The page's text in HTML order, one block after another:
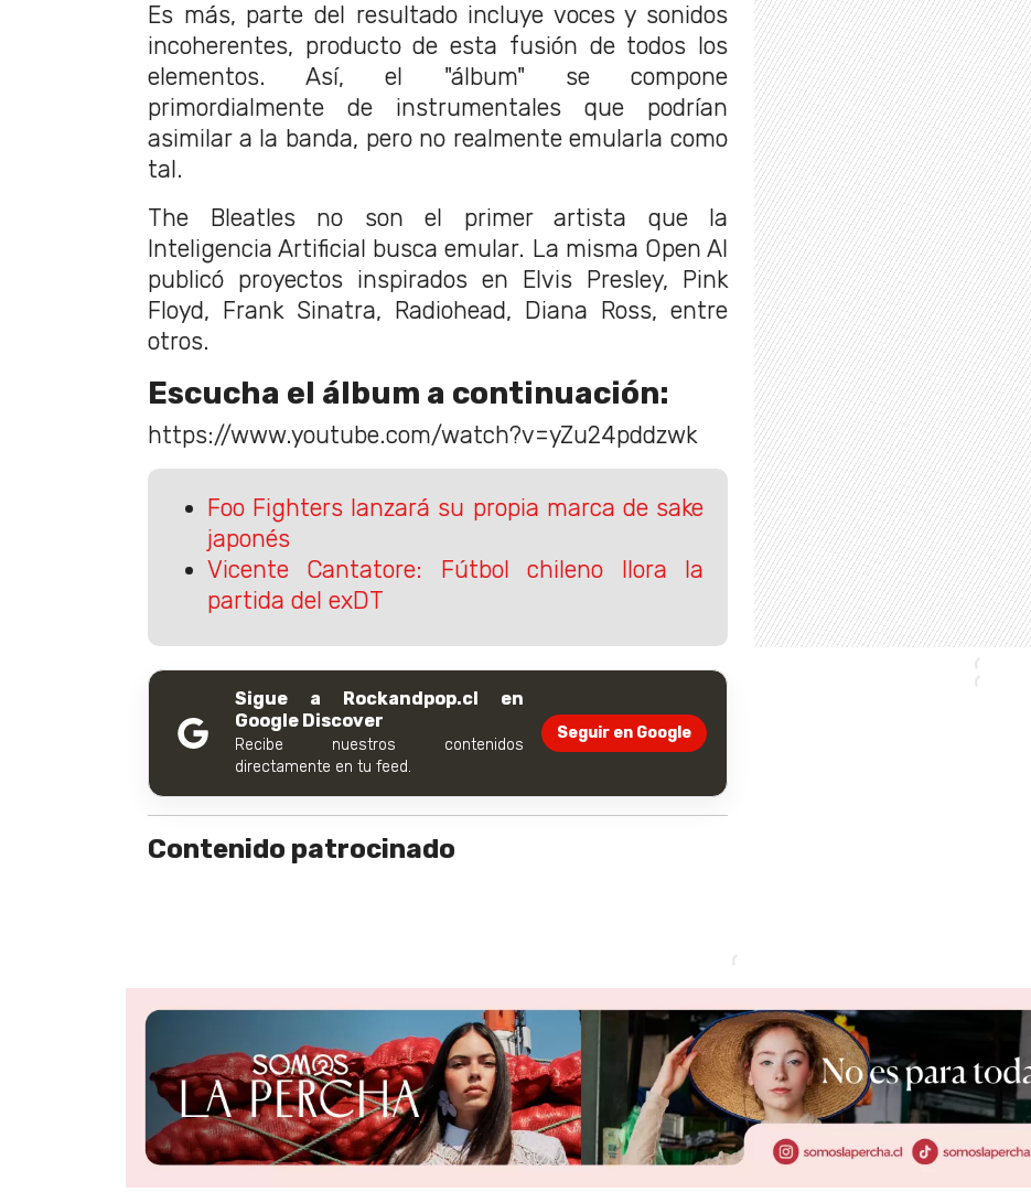
Es más, parte del resultado incluye voces y sonidos
incoherentes, producto de esta fusión de todos los
elementos. Así, el "álbum" se compone
primordialmente de instrumentales que podrían
asimilar a la banda, pero no realmente emularla como
tal.
The Bleatles no son el primer artista que la
Inteligencia Artificial busca emular. La misma Open AI
publicó proyectos inspirados en Elvis Presley, Pink
Floyd, Frank Sinatra, Radiohead, Diana Ross, entre
otros.
Escucha el álbum a continuación:
https://www.youtube.com/watch?v=yZu24pddzwk
Foo Fighters lanzará su propia marca de sake
japonés
Vicente Cantatore: Fútbol chileno llora la
partida del exDT
Sigue a Rockandpop.cl en
Google Discover
Recibe nuestros contenidos
directamente en tu feed.
Seguir en Google
Contenido patrocinado